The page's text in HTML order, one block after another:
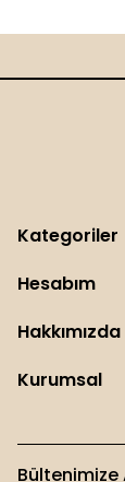
Kategoriler
Hesabım
Hakkımızda
Kurumsal
Bültenimize